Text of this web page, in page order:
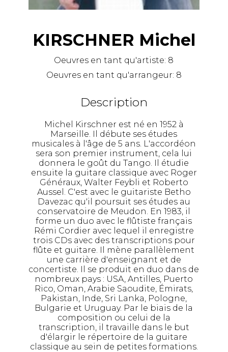
KIRSCHNER Michel
Oeuvres en tant qu'artiste: 8
Oeuvres en tant qu'arrangeur: 8
Description
Michel Kirschner est né en 1952 à
Marseille. Il débute ses études
musicales à l'âge de 5 ans. L'accordéon
sera son premier instrument, cela lui
donnera le goût du Tango. Il étudie
ensuite la guitare classique avec Roger
Généraux, Walter Feybli et Roberto
Aussel. C'est avec le guitariste Betho
Davezac qu'il poursuit ses études au
conservatoire de Meudon. En 1983, il
forme un duo avec le flûtiste français
Rémi Cordier avec lequel il enregistre
trois CDs avec des transcriptions pour
flûte et guitare. Il mène parallèlement
une carrière d'enseignant et de
concertiste. Il se produit en duo dans de
nombreux pays : USA, Antilles, Puerto
Rico, Oman, Arabie Saoudite, Émirats,
Pakistan, Inde, Sri Lanka, Pologne,
Bulgarie et Uruguay. Par le biais de la
composition ou celui de la
transcription, il travaille dans le but
d'élargir le répertoire de la guitare
classique au sein de petites formations.